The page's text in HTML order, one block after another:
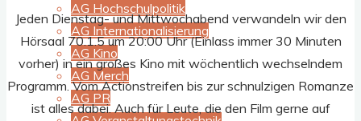
AG Hochschulpolitik
AG Internationalisierung
AG Kino
AG Merch
AG PR
Jeden Dienstag- und Mittwochabend verwandeln wir den
Hörsaal 70.1.5 um 20:00 Uhr (Einlass immer 30 Minuten
vorher) in ein großes Kino mit wöchentlich wechselndem
Programm. Vom Actionstreifen bis zur schnulzigen Romanze
ist alles dabei. Auch für Leute, die den Film gerne auf